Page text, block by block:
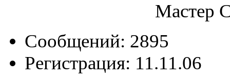
Мастер
Сообщений: 2895
Регистрация: 11.11.06